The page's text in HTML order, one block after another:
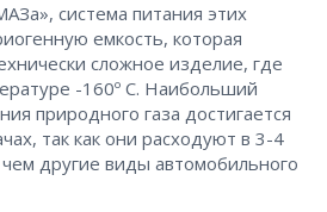
система питания этих
емкость, которая
сложное изделие, где
-160º С. Наибольший
природного газа достигается
так как они расходуют в 3-4
другие виды автомобильного